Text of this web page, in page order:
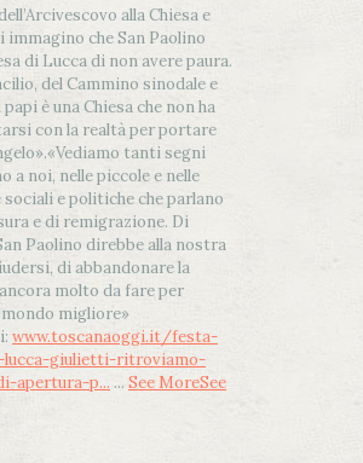
alla Chiesa e
immagino che San Paolino
di Lucca di non avere paura.
del Cammino sinodale e
è una Chiesa che non ha
con la realtà per portare
.«Vediamo tanti segni
a noi, nelle piccole e nelle
e politiche che parlano
e di remigrazione. Di
Paolino direbbe alla nostra
di abbandonare la
molto da fare per
migliore»
www.toscanaoggi.it/festa-
lucca-giulietti-ritroviamo-
apertura-p... ... See MoreSee